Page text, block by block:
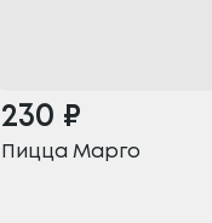
230 ₽
Пицца Марго